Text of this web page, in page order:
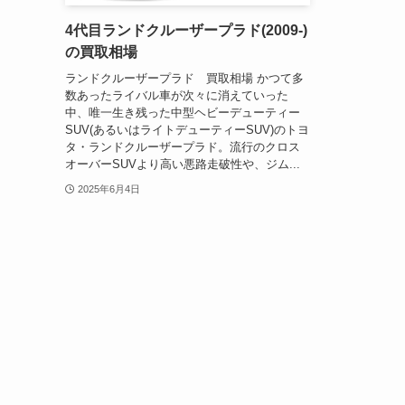
4代目ランドクルーザープラド(2009-)
の買取相場
ランドクルーザープラド 買取相場 かつて多
数あったライバル車が次々に消えていった
中、唯一生き残った中型ヘビーデューティー
SUV(あるいはライトデューティーSUV)のトヨ
タ・ランドクルーザープラド。流行のクロス
オーバーSUVより高い悪路走破性や、ジム...
2025年6月4日